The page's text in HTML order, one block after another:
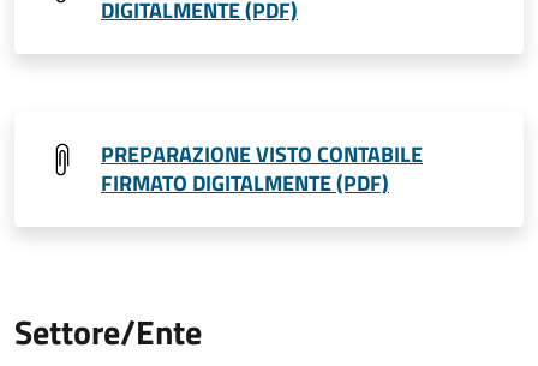
DIGITALMENTE (PDF)
PREPARAZIONE VISTO CONTABILE
FIRMATO DIGITALMENTE (PDF)
Settore/Ente